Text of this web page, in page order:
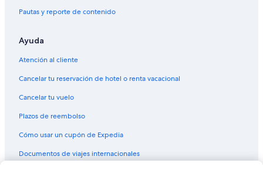
Pautas y reporte de contenido
Ayuda
Atención al cliente
Cancelar tu reservación de hotel o renta vacacional
Cancelar tu vuelo
Plazos de reembolso
Cómo usar un cupón de Expedia
Documentos de viajes internacionales